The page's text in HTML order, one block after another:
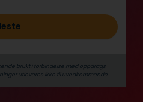
brukt i forbindelse med oppdrags­
utleveres ikke til uvedkommende.